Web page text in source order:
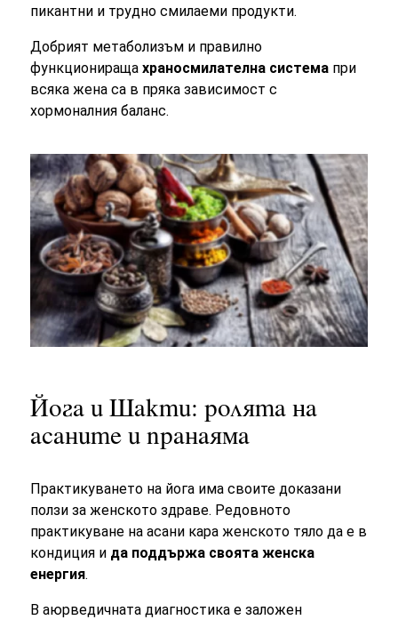
пикантни и трудно смилаеми продукти.
Добрият метаболизъм и правилно
функциониращахраносмилателна система при
всякаженаса в пряка зависимост с
хормоналния баланс.
Йога и Шакти: ролята на
асаните и пранаяма
Практикуването на йога има своите доказани
ползи за женското здраве. Редовното
практикуване на асани кара женското тяло да е в
кондиция и да поддържа своятаженска
енергия.
В аюрведичната диагностика е заложен